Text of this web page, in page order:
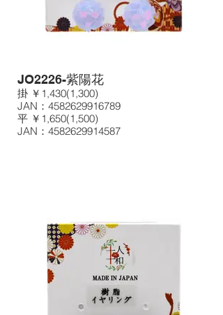
JO2226-紫陽花
掛 ￥1,430(1,300)
JAN：4582629916789
平 ￥1,650(1,500)
JAN：4582629914587